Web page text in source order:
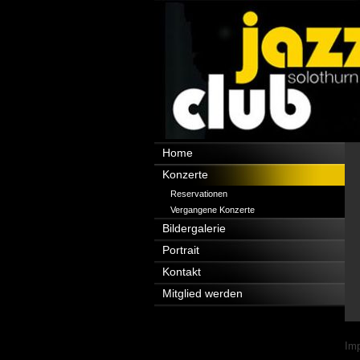
Navigation
überspringen
Home
Konzerte
Reservationen
Vergangene Konzerte
Bildergalerie
Portrait
Kontakt
Mitglied werden